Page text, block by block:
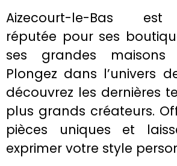
Aizecourt-le-Bas est
réputée pour ses
ses grandes maisons
Plongez dans l’univers
découvrez les dernières
plus grands créateurs.
pièces uniques et
exprimer votre style